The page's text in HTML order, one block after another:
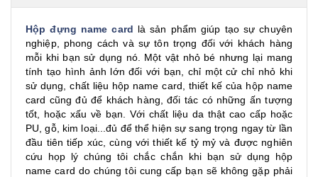
Hộp đựng name card là sản phẩm giúp tạo sự chuyên
nghiệp, phong cách và sự tôn trọng đối với khách hàng
mỗi khi bạn sử dụng nó. Một vật nhỏ bé nhưng lại mang
tính tạo hình ảnh lớn đối với bạn, chỉ một cử chỉ nhỏ khi
sử dụng, chất liệu hộp name card, thiết kế của hộp name
card cũng đủ để khách hàng, đối tác có những ấn tượng
tốt, hoặc xấu về bạn. Với chất liệu da thật cao cấp hoặc
PU, gỗ, kim loại...đủ để thể hiện sự sang trọng ngay từ lần
đầu tiên tiếp xúc, cùng với thiết kế tỷ mỷ và được nghiên
cứu họp lý chúng tôi chắc chắn khi bạn sử dụng hộp
name card do chúng tôi cung cấp bạn sẽ không gặp phải